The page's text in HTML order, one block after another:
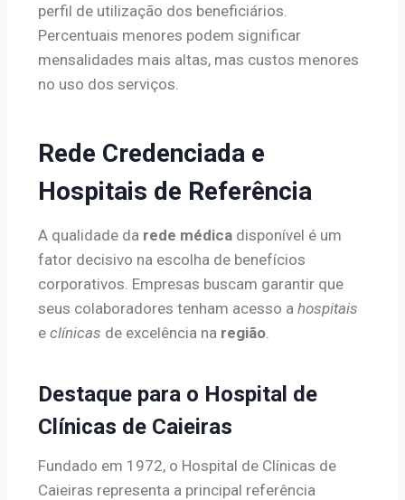
perfil de utilização dos beneficiários.
Percentuais menores podem significar
mensalidades mais altas, mas custos menores
no uso dos serviços.
Rede Credenciada e
Hospitais de Referência
A qualidade da rede médica disponível é um
fator decisivo na escolha de benefícios
corporativos. Empresas buscam garantir que
seus colaboradores tenham acesso a hospitais
e clínicas de excelência na região
Destaque para o Hospital de
Clínicas de Caieiras
Fundado em 1972, o Hospital de Clínicas de
Caieiras representa a principal referência